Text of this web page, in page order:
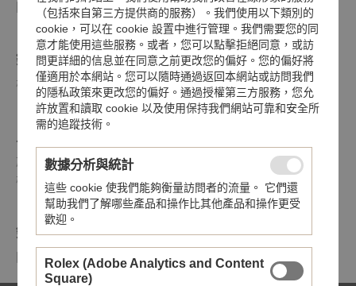
防水深達200米（660呎）
錶帶
棕色織紋錶帶，配帶扣
上鏈錶冠
旋入式上鏈錶冠，刻有帝舵表玫瑰標誌，黑色漆面，配黑色陽
極氧化鋁上鏈錶冠軸；精鋼覆有0.3毫米黃金薄層
鏡面
圓拱形藍水晶鏡面
（包括來自第三方提供商的服務）。我們使用以下類別的
cookie，可以在 cookie 設置中進行管理。我們需要您的同
意才能使用這些服務。或者，您可以點擊拒絕同意，或訪
問更詳細的信息並在同意之前更改您的偏好。您的偏好將
僅適用於本網站。您可以隨時通過返回本網站或訪問我們
的隱私政策來更改您的偏好。通過授權第三方服務，您允
許放置和讀取 cookie 以及使用保持我們網站可靠和安全所
需的追蹤技術。
數據分析與統計
這些 cookie 使我們能夠衡量訪問者的流量。 它們還
幫助我們了解哪些產品和操作比其他產品和操作更受
歡迎。
Rolex (Adobe Analytics and Content
Square)